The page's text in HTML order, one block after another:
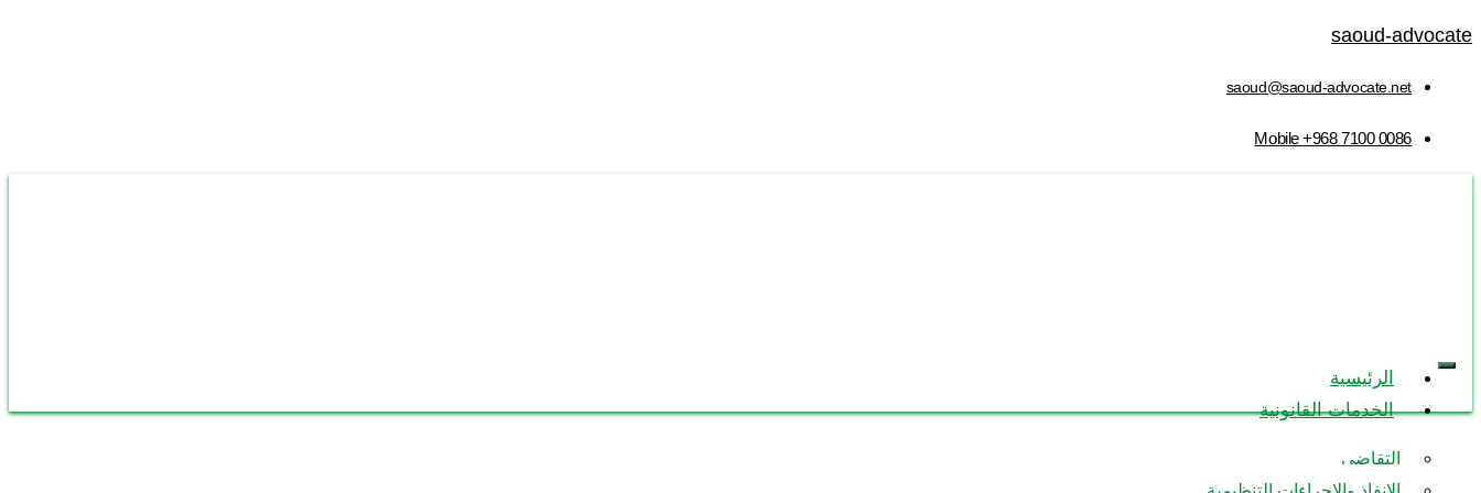
saoud-advocate
saoud@saoud-advocate.net
Mobile+968 7100 0086
الرئيسية
الخدمات القانونية
التقاضي
محامي